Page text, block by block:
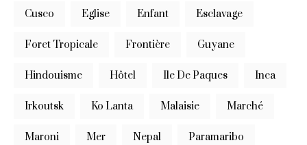
Cusco Eglise Enfant Esclavage
Foret Tropicale Frontière Guyane
Hindouisme Hôtel Ile De Paques Inca
Irkoutsk Ko Lanta Malaisie Marché
Maroni Mer Nepal Paramaribo